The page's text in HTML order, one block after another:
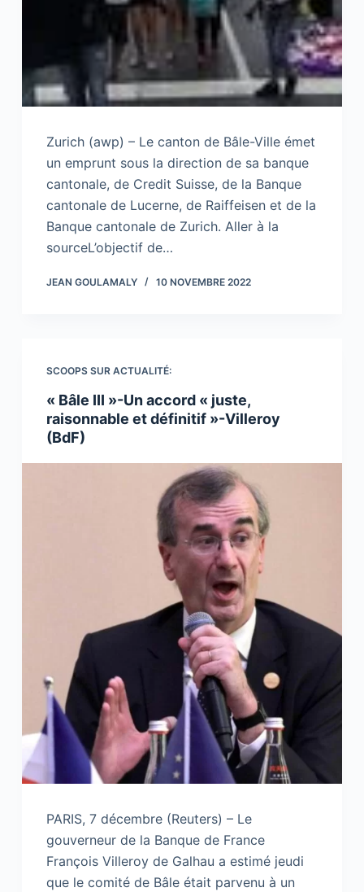
Zurich (awp) – Le canton de Bâle-Ville émet
un emprunt sous la direction de sa banque
cantonale, de Credit Suisse, de la Banque
cantonale de Lucerne, de Raiffeisen et de la
Banque cantonale de Zurich. Aller à la
sourceL’objectif de…
JEAN GOULAMALY 10 NOVEMBRE 2022
SCOOPS SUR ACTUALITÉ:
« Bâle III »-Un accord « juste,
raisonnable et définitif »-Villeroy
(BdF)
PARIS, 7 décembre (Reuters) – Le
gouverneur de la Banque de France
François Villeroy de Galhau a estimé jeudi
que le comité de Bâle était parvenu à un